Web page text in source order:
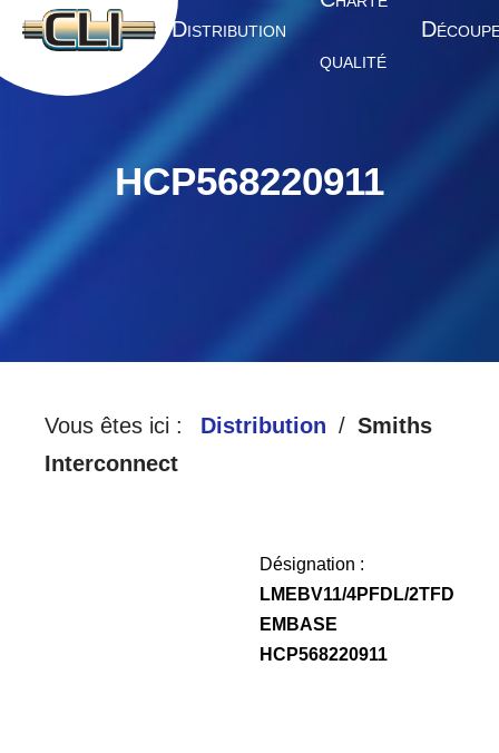
A CCUEIL DISTRIBUTION
QUALITÉ
D
HCP568220911
Vous êtes ici : Distribution
Smiths
Interconnect
Désignation :
LMEBV11/4PFDL/2TFD
EMBASE
HCP568220911